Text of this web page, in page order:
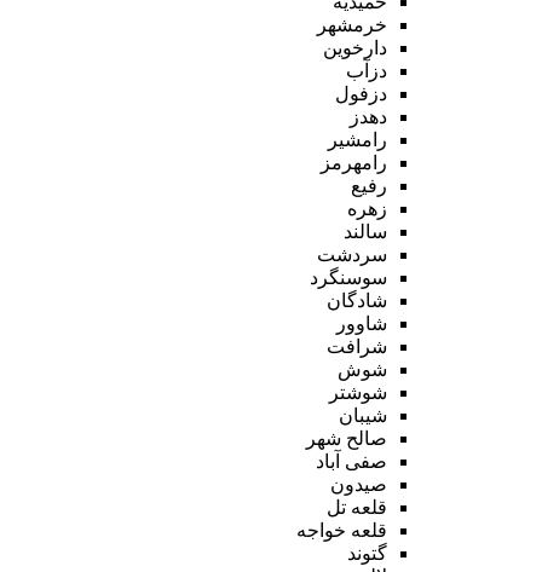
خرمشهر
دارخوین
دزآب
دزفول
دهدز
رامشیر
رامهرمز
رفیع
زهره
سالند
سردشت
سوسنگرد
شادگان
شاوور
شرافت
شوش
شوشتر
شیبان
صالح شهر
صفی آباد
صیدون
قلعه تل
قلعه خواجه
گتوند